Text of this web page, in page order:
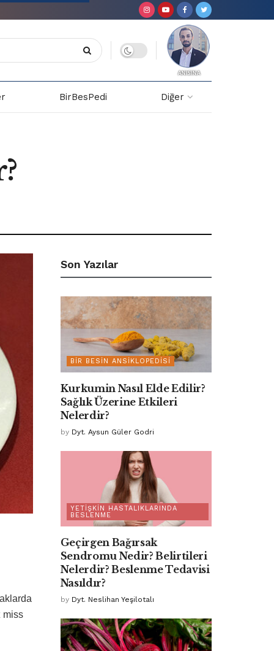
BirBesPedi Diğer
miss
Son Yazılar
BIR BESIN ANSIKLOPEDISI
Kurkumin Nasıl Elde Edilir?
Sağlık Üzerine Etkileri
Nelerdir?
by Dyt. Aysun Güler Godri
YETIŞKIN HASTALIKLARINDA
BESLENME
Geçirgen Bağırsak
Sendromu Nedir? Belirtileri
Nelerdir? Beslenme Tedavisi
Nasıldır?
by Dyt. Neslihan Yeşilotalı